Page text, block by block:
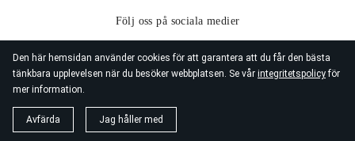
Den här hemsidan använder cookies för att garantera att du får den bästa
tänkbara upplevelsen när du besöker webbplatsen. Se vår integritetspolicyför
mer information.
Avfärda Jag håller med
© 2026Nordanlids Rustik